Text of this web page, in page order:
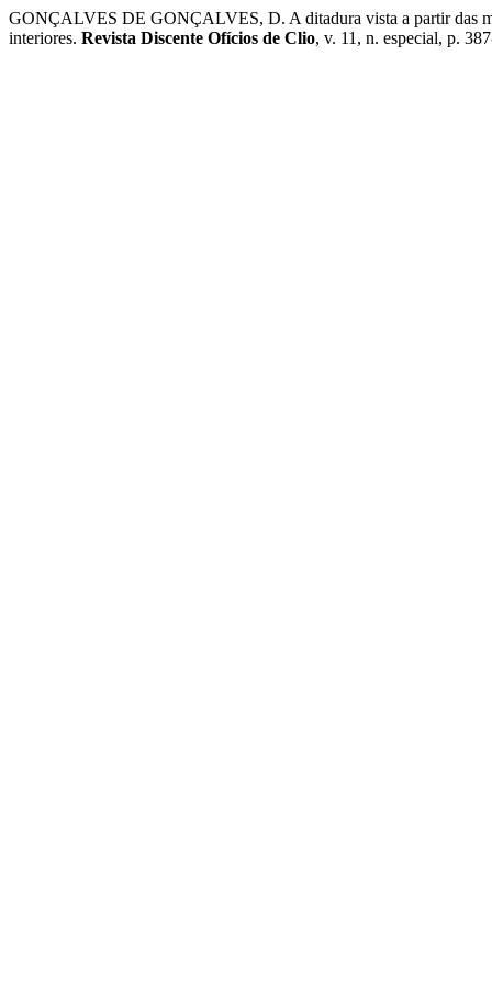
GONÇALVES DE GONÇALVES, D. A ditadura vista a partir das
interiores. Revista Discente Ofícios de Clio, v. 11, n. especial, p.